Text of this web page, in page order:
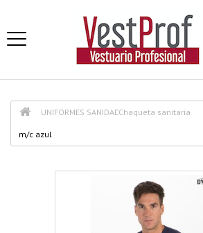
UNIFORMES SANIDADChaqueta sanitaria
m/c azul